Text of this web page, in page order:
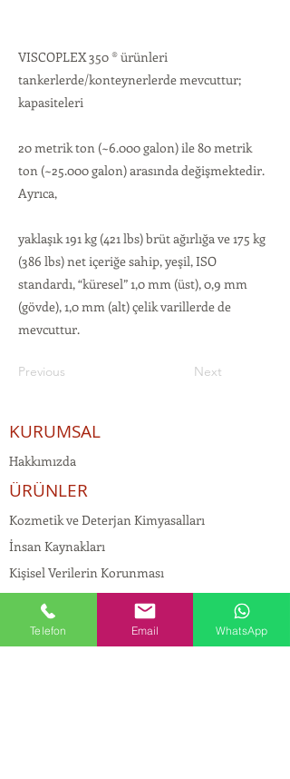
VISCOPLEX 350 ® ürünleri
tankerlerde/konteynerlerde mevcuttur;
kapasiteleri
20 metrik ton (~6.000 galon) ile 80 metrik
ton (~25.000 galon) arasında değişmektedir.
Ayrıca,
yaklaşık 191 kg (421 lbs) brüt ağırlığa ve 175 kg
(386 lbs) net içeriğe sahip, yeşil, ISO
standardı, “küresel” 1,0 mm (üst), 0,9 mm
(gövde), 1,0 mm (alt) çelik varillerde de
mevcuttur.
Previous Next
KURUMSAL
Hakkımızda
ÜRÜNLER
Kozmetik ve Deterjan Kimyasalları
İnsan Kaynakları
Kişisel Verilerin Korunması
Kalite Politikamız
Tekstil Kimyasalları
Yapı Kimyasalları
Telefon Email WhatsApp